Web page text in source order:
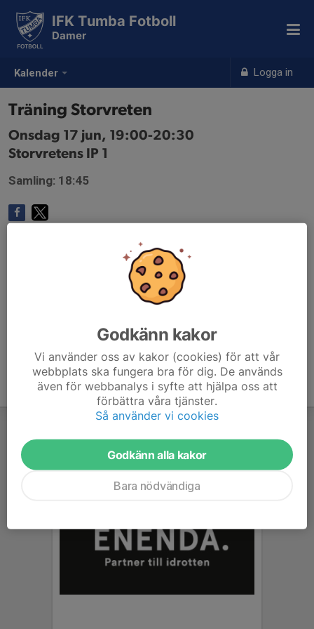
Kalender Logga in
IFK Tumba Fotboll
Damer
Träning Storvreten
Onsdag 17 jun, 19:00-20:30
Storvretens IP 1
Samling: 18:45
Godkänn kakor
Vi använder oss av kakor (cookies) för att vår
webbplats ska fungera bra för dig. De används
även för webbanalys i syfte att hjälpa oss att
förbättra våra tjänster.
Så använder vi cookies
Godkänn alla kakor
Bara nödvändiga